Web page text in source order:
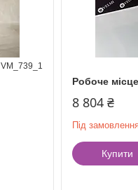
VM_739_1
Робоче
8 804 ₴
Під
Купити